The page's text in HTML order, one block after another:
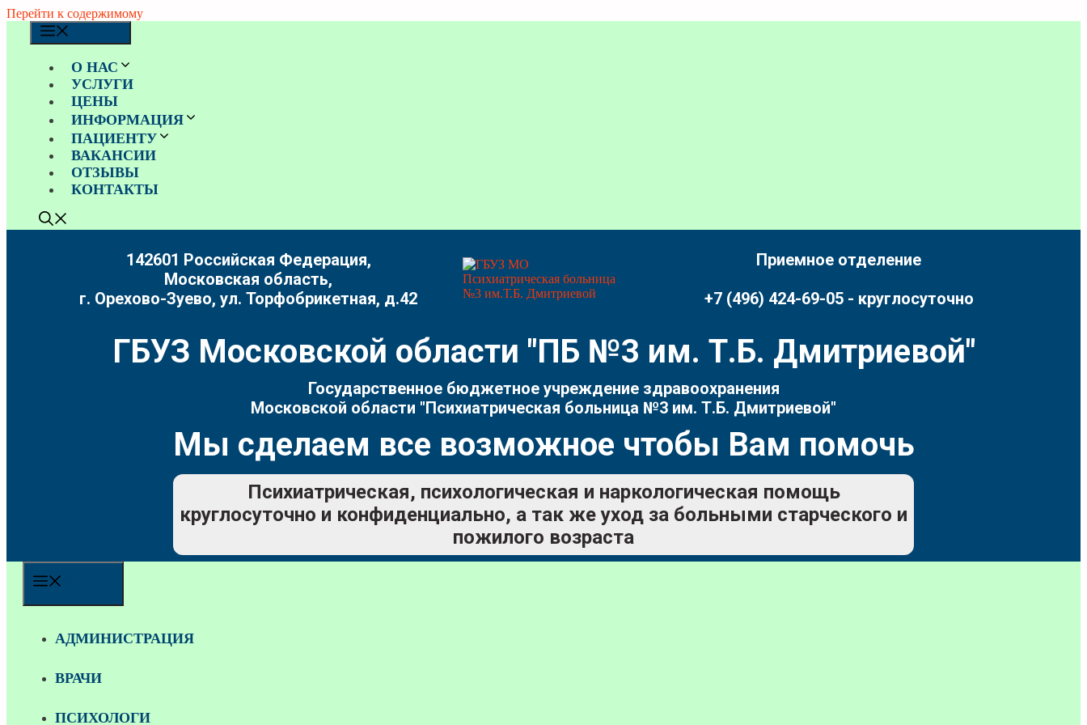
Перейти к содержимому
О НАС
УСЛУГИ
ЦЕНЫ
ИНФОРМАЦИЯ
ПАЦИЕНТУ
ВАКАНСИИ
ОТЗЫВЫ
КОНТАКТЫ
142601 Российская Федерация,
Московская область,
г. Орехово-Зуево, ул. Торфобрикетная, д.42
Приемное отделение
+7 (496) 424-69-05 - круглосуточно
ГБУЗ Московской области "ПБ №3 им. Т.Б. Дмитриевой"
Государственное бюджетное учреждение здравоохранения
Московской области "Психиатрическая больница №3 им. Т.Б. Дмитриевой"
Мы сделаем все возможное чтобы Вам помочь
Психиатрическая, психологическая и наркологическая помощь
круглосуточно и конфиденциально, а так же уход за больными старческого и
пожилого возраста
АДМИНИСТРАЦИЯ
ВРАЧИ
ПСИХОЛОГИ